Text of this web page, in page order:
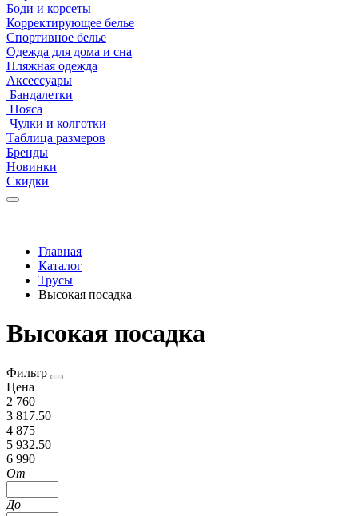
Боди и корсеты
Корректирующее белье
Спортивное белье
Одежда для дома и сна
Пляжная одежда
Аксессуары
Бандалетки
Пояса
Чулки и колготки
Таблица размеров
Бренды
Новинки
Скидки
Главная
Каталог
Трусы
Высокая посадка
Высокая посадка
Фильтр
Цена
2 760
3 817.50
4 875
5 932.50
6 990
От
До